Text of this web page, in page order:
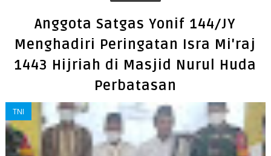
Anggota Satgas Yonif 144/JY
Menghadiri Peringatan Isra Mi'raj
1443 Hijriah di Masjid Nurul Huda
Perbatasan
TNI